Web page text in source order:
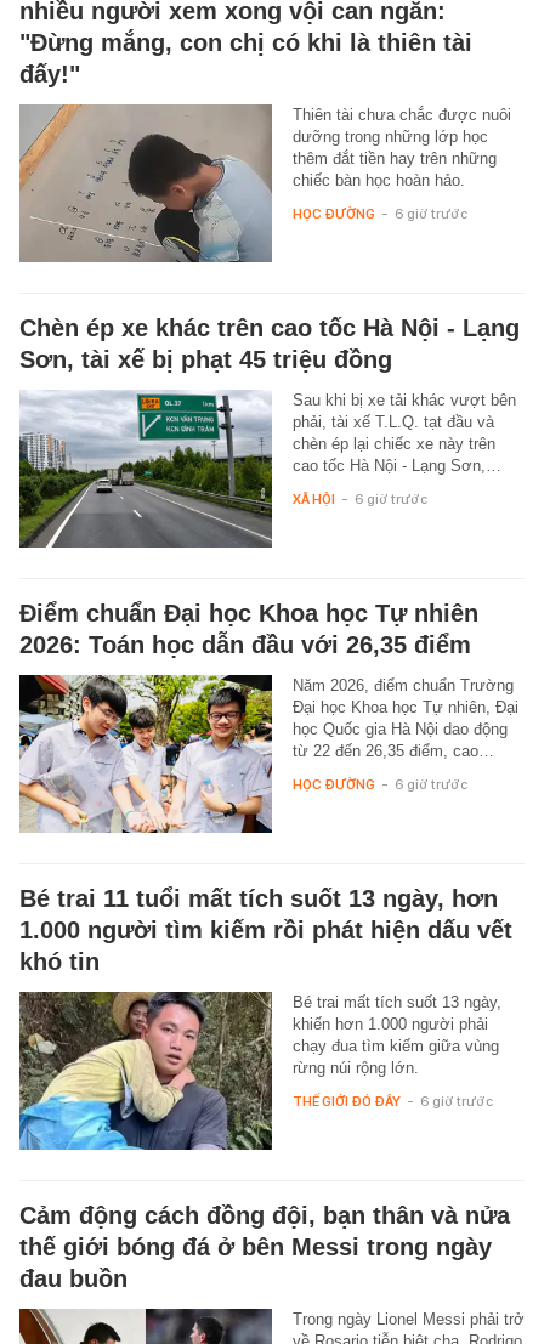
nhiều người xem xong vội can ngăn:
"Đừng mắng, con chị có khi là thiên tài
đấy!"
Thiên tài chưa chắc được nuôi
dưỡng trong những lớp học
thêm đắt tiền hay trên những
chiếc bàn học hoàn hảo.
HỌC ĐƯỜNG - 6 giờ trước
Chèn ép xe khác trên cao tốc Hà Nội - Lạng
Sơn, tài xế bị phạt 45 triệu đồng
Sau khi bị xe tải khác vượt bên
phải, tài xế T.L.Q. tạt đầu và
chèn ép lại chiếc xe này trên
cao tốc Hà Nội - Lạng Sơn,…
XÃ HỘI - 6 giờ trước
Điểm chuẩn Đại học Khoa học Tự nhiên
2026: Toán học dẫn đầu với 26,35 điểm
Năm 2026, điểm chuẩn Trường
Đại học Khoa học Tự nhiên, Đại
học Quốc gia Hà Nội dao động
từ 22 đến 26,35 điểm, cao…
HỌC ĐƯỜNG - 6 giờ trước
Bé trai 11 tuổi mất tích suốt 13 ngày, hơn
1.000 người tìm kiếm rồi phát hiện dấu vết
khó tin
Bé trai mất tích suốt 13 ngày,
khiến hơn 1.000 người phải
chạy đua tìm kiếm giữa vùng
rừng núi rộng lớn.
THẾ GIỚI ĐÓ ĐÂY - 6 giờ trước
Cảm động cách đồng đội, bạn thân và nửa
thế giới bóng đá ở bên Messi trong ngày
đau buồn
Trong ngày Lionel Messi phải trở